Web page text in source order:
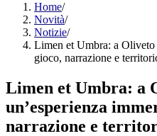
Home/
Novità/
Notizie/
Limen et Umbra: a Oliveto
gioco, narrazione e
Limen et Umbra: a
un’esperienza
narrazione e